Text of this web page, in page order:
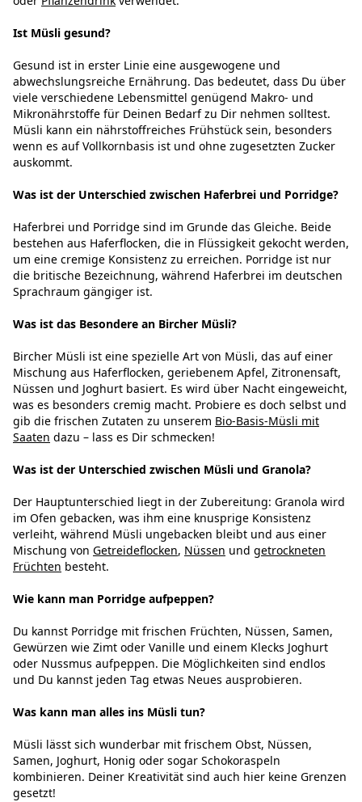
Ist Müsli gesund?
Gesund ist in erster Linie eine ausgewogene und
abwechslungsreiche Ernährung. Das bedeutet, dass Du über
viele verschiedene Lebensmittel genügend Makro- und
Mikronährstoffe für Deinen Bedarf zu Dir nehmen solltest.
Müsli kann ein nährstoffreiches Frühstück sein, besonders
wenn es auf Vollkornbasis ist und ohne zugesetzten Zucker
auskommt.
Was ist der Unterschied zwischen Haferbrei und Porridge?
Haferbrei und Porridge sind im Grunde das Gleiche. Beide
bestehen aus Haferflocken, die in Flüssigkeit gekocht werden,
um eine cremige Konsistenz zu erreichen. Porridge ist nur
die britische Bezeichnung, während Haferbrei im deutschen
Sprachraum gängiger ist.
Was ist das Besondere an Bircher Müsli?
Bircher Müsli ist eine spezielle Art von Müsli, das auf einer
Mischung aus Haferflocken, geriebenem Apfel, Zitronensaft,
Nüssen und Joghurt basiert. Es wird über Nacht eingeweicht,
was es besonders cremig macht. Probiere es doch selbst und
gib die frischen Zutaten zu unserem Bio-Basis-Müsli mit
Saaten dazu – lass es Dir schmecken!
Was ist der Unterschied zwischen Müsli und Granola?
Der Hauptunterschied liegt in der Zubereitung: Granola wird
im Ofen gebacken, was ihm eine knusprige Konsistenz
verleiht, während Müsli ungebacken bleibt und aus einer
Mischung von Getreideflocken, Nüssen und getrockneten
Früchten besteht.
Wie kann man Porridge aufpeppen?
Du kannst Porridge mit frischen Früchten, Nüssen, Samen,
Gewürzen wie Zimt oder Vanille und einem Klecks Joghurt
oder Nussmus aufpeppen. Die Möglichkeiten sind endlos
und Du kannst jeden Tag etwas Neues ausprobieren.
Was kann man alles ins Müsli tun?
Müsli lässt sich wunderbar mit frischem Obst, Nüssen,
Samen, Joghurt, Honig oder sogar Schokoraspeln
kombinieren. Deiner Kreativität sind auch hier keine Grenzen
gesetzt!